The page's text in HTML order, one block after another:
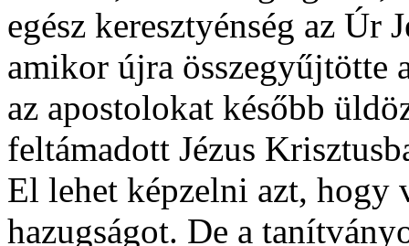
egész keresztyénség az Úr
amikor újra összegyűjtötte
az apostolokat később
feltámadott Jézus
El lehet képzelni azt, hogy
hazugságot. De a